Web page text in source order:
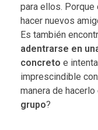
para ellos.
hacer nuevos
Es también
adentrarse en
concreto e
imprescindible
manera de
grupo?